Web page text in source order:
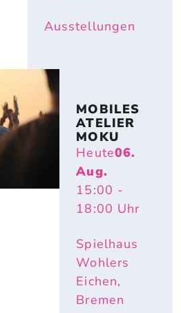
Ausstellungen
MOBILES
ATELIER
MOKU
Heute06.
Aug.
15:00 -
18:00 Uhr
Spielhaus
Wohlers
Eichen,
Bremen